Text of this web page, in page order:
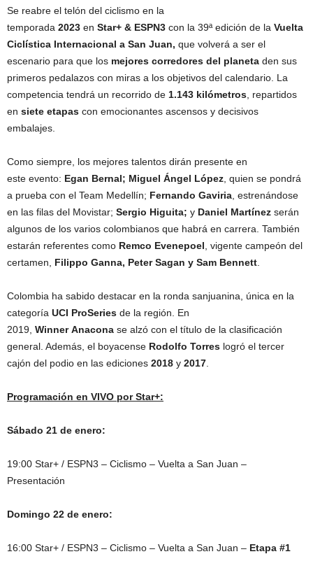
Se reabre el telón del ciclismo en la
temporada 2023 en Star+ & ESPN3 con la 39ª edición de la Vuelta
Ciclística Internacional a San Juan, que volverá a ser el
escenario para que los mejores corredores del planeta den sus
primeros pedalazos con miras a los objetivos del calendario. La
competencia tendrá un recorrido de 1.143 kilómetros, repartidos
en siete etapas con emocionantes ascensos y decisivos
embalajes.
Como siempre, los mejores talentos dirán presente en
este evento: Egan Bernal; Miguel Ángel López, quien se pondrá
a prueba con el Team Medellín; Fernando Gaviria, estrenándose
en las filas del Movistar; Sergio Higuita; y Daniel Martínez serán
algunos de los varios colombianos que habrá en carrera. También
estarán referentes como Remco Evenepoel, vigente campeón del
certamen, Filippo Ganna, Peter Sagan y Sam Bennett.
Colombia ha sabido destacar en la ronda sanjuanina, única en la
categoría UCI ProSeries de la región. En
2019, Winner Anacona se alzó con el título de la clasificación
general. Además, el boyacense Rodolfo Torres logró el tercer
cajón del podio en las ediciones 2018 y 2017.
Programación en VIVO por Star+:
Sábado 21 de enero:
19:00 Star+ / ESPN3 – Ciclismo – Vuelta a San Juan –
Presentación
Domingo 22 de enero:
16:00 Star+ / ESPN3 – Ciclismo – Vuelta a San Juan – Etapa #1